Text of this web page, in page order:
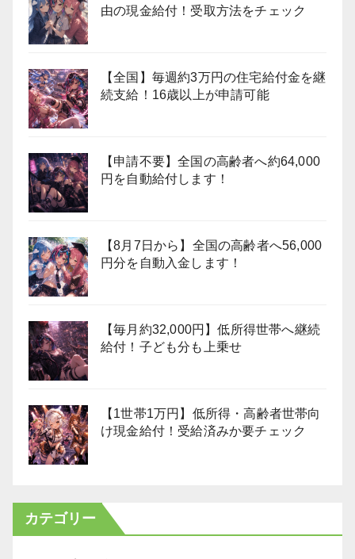
由の現金給付！受取方法をチェック
【全国】毎週約3万円の住宅給付金を継
続支給！16歳以上が申請可能
【申請不要】全国の高齢者へ約64,000
円を自動給付します！
【8月7日から】全国の高齢者へ56,000
円分を自動入金します！
【毎月約32,000円】低所得世帯へ継続
給付！子ども分も上乗せ
【1世帯1万円】低所得・高齢者世帯向
け現金給付！受給済みか要チェック
カテゴリー